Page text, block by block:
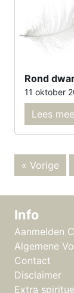
Rond
11 oktober
Lees
« Vorige
Info
Aanmelden
Algemene
Contact
Disclaimer
Extra